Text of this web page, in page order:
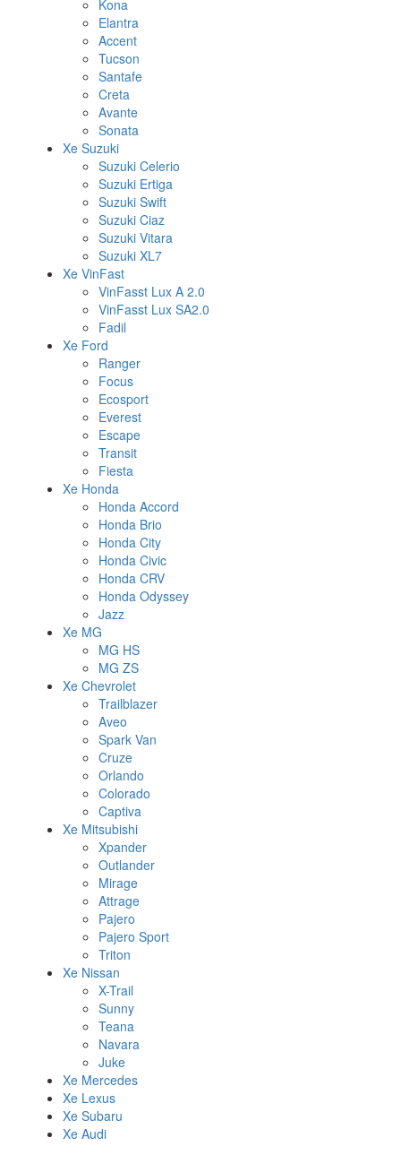
Kona
Elantra
Accent
Tucson
Santafe
Creta
Avante
Sonata
Xe Suzuki
Suzuki Celerio
Suzuki Ertiga
Suzuki Swift
Suzuki Ciaz
Suzuki Vitara
Suzuki XL7
Xe VinFast
VinFasst Lux A 2.0
VinFasst Lux SA2.0
Fadil
Xe Ford
Ranger
Focus
Ecosport
Everest
Escape
Transit
Fiesta
Xe Honda
Honda Accord
Honda Brio
Honda City
Honda Civic
Honda CRV
Honda Odyssey
Jazz
Xe MG
MG HS
MG ZS
Xe Chevrolet
Trailblazer
Aveo
Spark Van
Cruze
Orlando
Colorado
Captiva
Xe Mitsubishi
Xpander
Outlander
Mirage
Attrage
Pajero
Pajero Sport
Triton
Xe Nissan
X-Trail
Sunny
Teana
Navara
Juke
Xe Mercedes
Xe Lexus
Xe Subaru
Xe Audi